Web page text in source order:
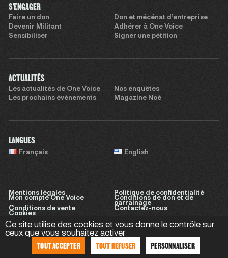
S'ENGAGER
Faire un don
Don et mécénat d’entreprise
Devenir Militant
Adhérer à One Voice
Sensibiliser
Signer une pétition
ACTUALITÉS
Les actualités de One Voice
Nos enquêtes
Les prochains évènements
Magazine Noé
LANGUES
Français English
Mentions légales
Politique de confidentialité
Mon compte One Voice
Conditions de don et de
parrainage
Conditions de vente
Contactez-nous
Cookies
Site réalisé parSweet Punk
Ce site utilise des cookies et vous donne le contrôle sur
ceux que vous souhaitez activer
TOUT ACCEPTER TOUT REFUSER PERSONNALISER